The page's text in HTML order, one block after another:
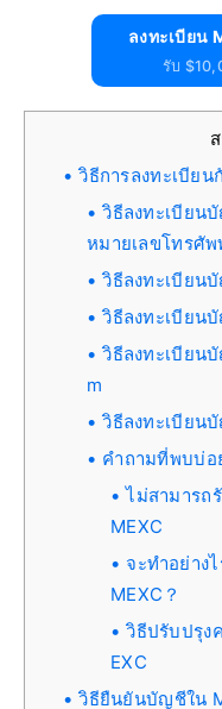
ลงทะเบียน
รับ
วิธีการลงทะเบียน
วิธีลงทะเบียน
หมายเลขโทรศัพ
วิธีลงทะเบียน
วิธีลงทะเบียน
วิธีลงทะเบียน
m
วิธีลงทะเบียน
คำถามที่พบบ่อ
ไม่สามารถ
MEXC
จะทำอย่าง
MEXC？
วิธีปรับปรุง
EXC
วิธียืนยันบัญชีใน